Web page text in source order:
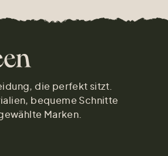
die perfekt sitzt.
bequeme Schnitte
Marken.